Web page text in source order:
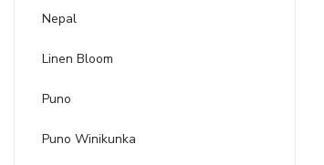
Nepal
Linen Bloom
Puno
Puno Winikunka